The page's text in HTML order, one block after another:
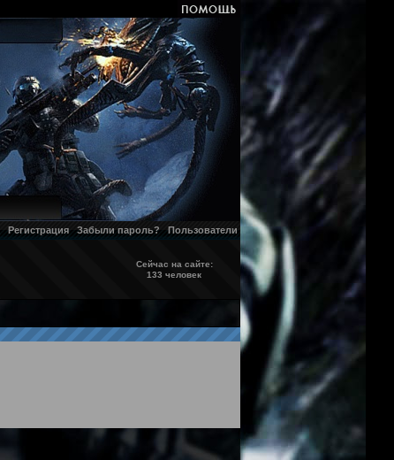
Регистрация Забыли пароль? Пользователи
Сейчас на сайте:
133 человек